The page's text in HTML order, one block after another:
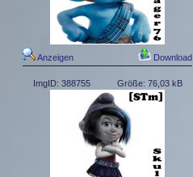
Anzeigen Download
ImgID: 388755 Größe: 76,03 kB